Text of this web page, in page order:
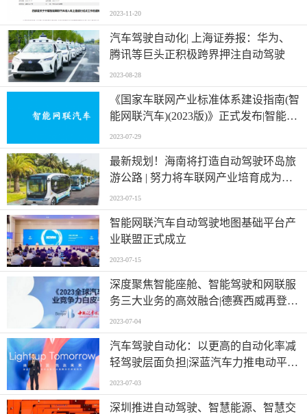
2023-11-20
汽车驾驶自动化| 上海证券报：华为、
腾讯等巨头正积极跨界押注自动驾驶
2023-08-28
《国家车联网产业标准体系建设指南(智
能网联汽车)(2023版)》正式发布|智能网
联汽车是具备环境感知、智能决策和自
动控制，或与外界信息交互，乃至协同
控制功能的汽车
2023-07-29
最新规划！海南将打造自动驾驶环岛旅
游公路 | 努力将车联网产业培育成为海
南新的经济增长极
2023-07-15
智能网联汽车自动驾驶地图基础平台产
业联盟正式成立
2023-07-15
深度聚焦智能座舱、智能驾驶和网联服
务三大业务的高效融合|德赛西威再登中
国汽车供应链百强
2023-07-04
汽车驾驶自动化：以更高的自动化率减
轻驾驶层面负担|深蓝汽车力推电动平
权、智能平权 全面普及全场景智慧出行
2023-07-03
深圳推进自动驾驶、智慧能源、智慧交